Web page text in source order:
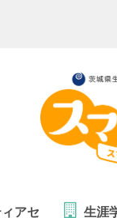
アセ 生涯